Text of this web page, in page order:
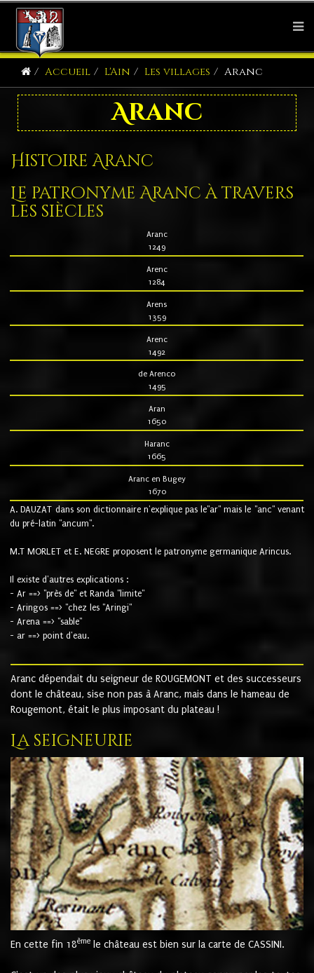
Accueil L'Ain Les villages Aranc
Aranc
Histoire Aranc
Le patronyme Aranc à travers
les siècles
Aranc
1249
Arenc
1284
Arens
1359
Arenc
1492
de Arenco
1495
Aran
1650
Haranc
1665
Aranc en Bugey
1670
A. DAUZAT dans son dictionnaire n'explique pas le"ar" mais le "anc" venant
du pré-latin "ancum".
M.T MORLET et E. NEGRE proposent le patronyme germanique Arincus.
Il existe d'autres explications :
- Ar ==> "près de" et Randa "limite"
- Aringos ==> "chez les "Aringi"
- Arena ==> "sable"
- ar ==> point d'eau.
Aranc dépendait du seigneur de ROUGEMONT et des successeurs
dont le château, sise non pas à Aranc, mais dans le hameau de
Rougemont, était le plus imposant du plateau !
La seigneurie
En cette fin 18ème le château est bien sur la carte de CASSINI.